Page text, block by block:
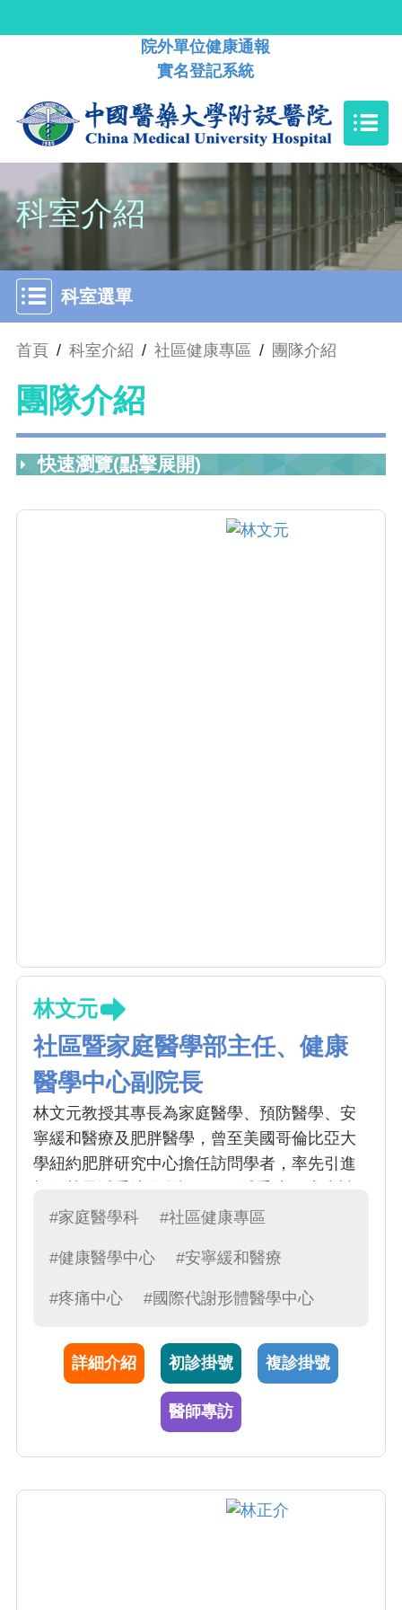
院外單位健康通報
實名登記系統
科室介紹
科室選單
首頁 / 科室介紹 / 社區健康專區 / 團隊介紹
團隊介紹
快速瀏覽(點擊展開)
林文元
社區暨家庭醫學部主任、健康
醫學中心副院長
林文元教授其專長為家庭醫學、預防醫學、安
寧緩和醫療及肥胖醫學，曾至美國哥倫比亞大
學紐約肥胖研究中心擔任訪問學者，率先引進
人進行安全且健康的減重內科減重治療
#家庭醫學科 #社區健康專區
#健康醫學中心 #安寧緩和醫療
#疼痛中心 #國際代謝形體醫學中心
詳細介紹 初診掛號 複診掛號
醫師專訪